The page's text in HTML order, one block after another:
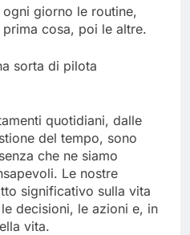
giorno le routine,
cosa, poi le altre.
sorta di pilota
quotidiani, dalle
del tempo, sono
che ne siamo
Le nostre
significativo sulla vita
decisioni, le azioni e, in
vita.